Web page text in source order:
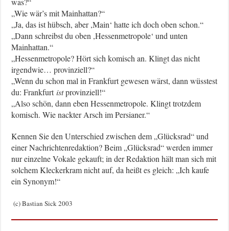
„Wie wär’s mit Mainhattan?“
„Ja, das ist hübsch, aber ,Main‘ hatte ich doch oben schon.“
„Dann schreibst du oben ,Hessenmetropole‘ und unten
Mainhattan.“
„Hessenmetropole? Hört sich komisch an. Klingt das nicht
irgendwie… provinziell?“
„Wenn du schon mal in Frankfurt gewesen wärst, dann wüsstest
du: Frankfurtistprovinziell!“
„Also schön, dann eben Hessenmetropole. Klingt trotzdem
komisch. Wie nackter Arsch im Persianer.“
Kennen Sie den Unterschied zwischen dem „Glücksrad“ und
einer Nachrichtenredaktion? Beim „Glücksrad“ werden immer
nur einzelne Vokale gekauft; in der Redaktion hält man sich mit
solchem Kleckerkram nicht auf, da heißt es gleich: „Ich kaufe
ein Synonym!“
(c) Bastian Sick 2003